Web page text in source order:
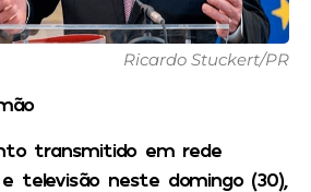
Ricardo Stuckert/PR
transmitido em rede
televisão neste domingo (30),